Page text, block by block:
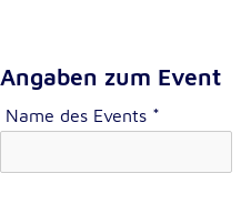
Angaben zum Event
Name des Events *
_ga, _gid, _gac_gb_